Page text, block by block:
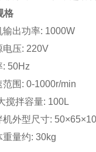
格
输出功率: 1000W
电压: 220V
: 50Hz
范围: 0-1000r/min
搅拌容量: 100L
机外型尺寸:
重量约: 30kg